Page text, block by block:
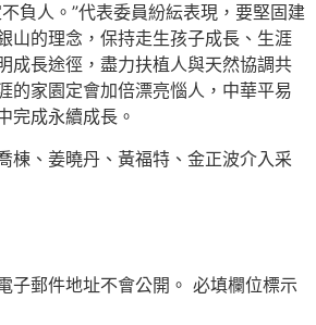
負人。”代表委員紛紜表現，要堅固建
山的理念，保持走生孩子成長、生涯
成長途徑，盡力扶植人與天然協調共
的家園定會加倍漂亮惱人，中華平易
完成永續成長。
棟、姜曉丹、黃福特、金正波介入采
子郵件地址不會公開。 必填欄位標示